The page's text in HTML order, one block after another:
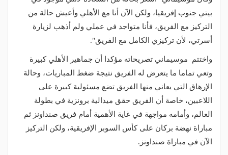
بيتي جنوب إفريقيا، ولكن الآن أنا مع الأهلي وأعيش حالة من
التركيز مع الفريق، فأنا متواجد في عملي ولم أذهب لزيارة
أسرتي، لأن تركيزي الكامل مع الفريق".
واختتم موسيماني تصريحاته مؤكدا أن جماهير الأهلي كبيرة
وتعي تماما ما يتعرض له الفريق نتيجة ضغط المباريات، وحالة
الإرهاق التي يعاني منها الفريق تضع مسئولية كبيرة على
اللاعبين، خاصة أن الفريق حقق ميدالية برونزية في بطولة
العالم، وأمامه مواجهة في غاية الأهمية أمام فريق صنداونز ثم
مباراة نهضة بركان على كأس السوبر الإفريقية، ولكن التركيز
الآن في مباراة صنداونز.